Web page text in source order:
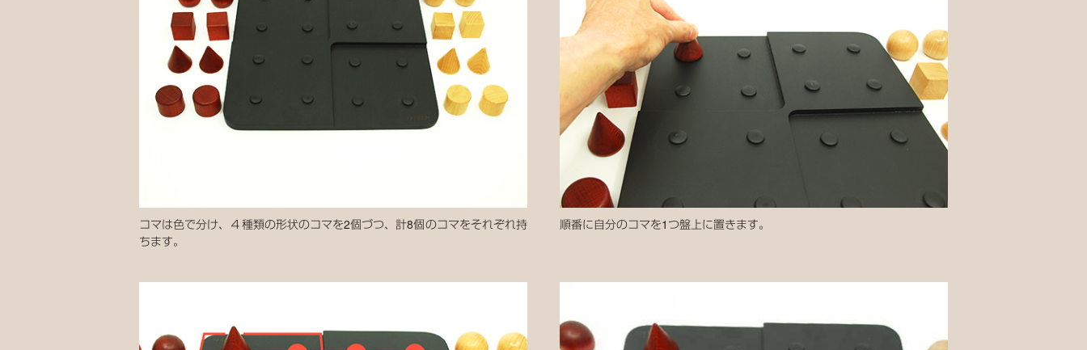
コマは色で分け、４種類の形状のコマを2個づつ、計8個のコマをそれぞれ持
ちます。
順番に自分のコマを1つ盤上に置きます。